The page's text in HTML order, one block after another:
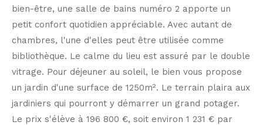
bien-être, une salle de bains numéro 2 apporte un
petit confort quotidien appréciable. Avec autant de
chambres, l'une d'elles peut être utilisée comme
bibliothèque. Le calme du lieu est assuré par le double
vitrage. Pour déjeuner au soleil, le bien vous propose
un jardin d'une surface de 1250m². Le terrain plaira aux
jardiniers qui pourront y démarrer un grand potager.
Le prix s'élève à 196 800 €, soit environ 1 231 € par